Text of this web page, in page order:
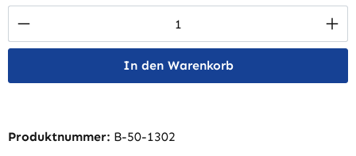
Produkt Anzahl: Gib den gewünschten
In den Warenkorb
Produktnummer: B-50-1302